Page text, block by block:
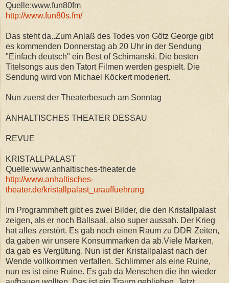
Quelle:www.fun80fm
http://www.fun80s.fm/
Das steht da..Zum Anlaß des Todes von Götz George gibt
es kommenden Donnerstag ab 20 Uhr in der Sendung
"Einfach deutsch" ein Best of Schimanski. Die besten
Titelsongs aus den Tatort Filmen werden gespielt. Die
Sendung wird von Michael Köckert moderiert.
Nun zuerst der Theaterbesuch am Sonntag
ANHALTISCHES THEATER DESSAU
REVUE
KRISTALLPALAST
Quelle:www.anhaltisches-theater.de
http://www.anhaltisches-
theater.de/kristallpalast_urauffuehrung
Im Programmheft gibt es zwei Bilder, die den Kristallpalast
zeigen, als er noch Ballsaal, also super aussah. Der Krieg
hat alles zerstört. Es gab noch einen Raum zu DDR Zeiten,
da gaben wir unsere Konsummarken da ab.Viele Marken,
da gab es Vergütung. Nun ist der Kristallpalast nach der
Wende vollkommen verfallen. Schlimmer als eine Ruine,
nun es ist eine Ruine. Es gab da Menschen die ihn wieder